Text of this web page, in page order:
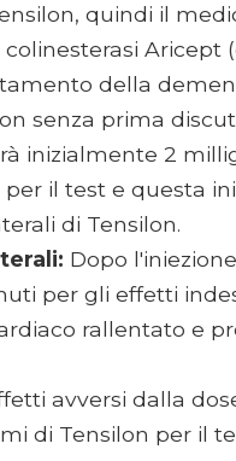
quindi il
Aricept
della
senza prima
inizialmente 2
il test e questa
di Tensilon.
Dopo
per gli effetti
rallentato e
avversi dalla
di Tensilon per il